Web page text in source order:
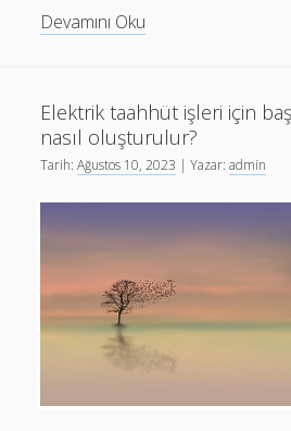
Devamını Oku
SMS
Onay
Elektrik taahhüt işleri için
nasıl oluşturulur?
Tarih:Ağustos 10, 2023 | Yazar:admin